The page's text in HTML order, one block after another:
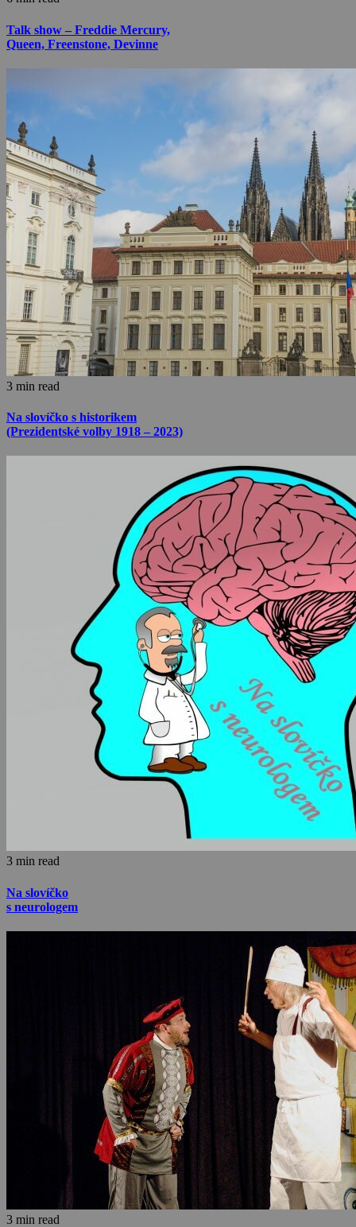
Talk show – Freddie Mercury,
Queen, Freenstone, Devinne
3 min read
Na slovíčko s historikem
(Prezidentské volby 1918 – 2023)
3 min read
Na slovíčko
s neurologem
3 min read